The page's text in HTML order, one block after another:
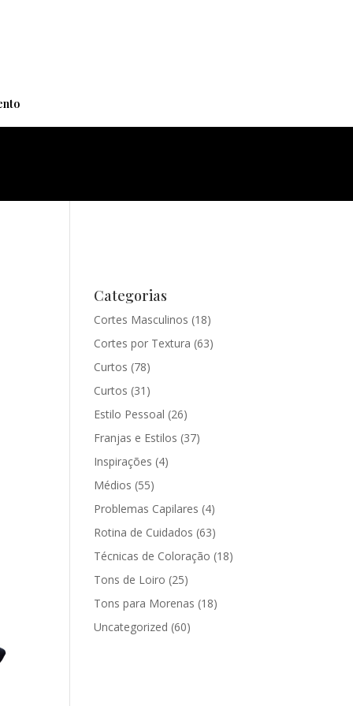
Categorias
Cortes Masculinos (18)
Cortes por Textura (63)
Curtos (78)
Curtos (31)
Estilo Pessoal (26)
Franjas e Estilos (37)
Inspirações (4)
Médios (55)
Problemas Capilares (4)
Rotina de Cuidados (63)
Técnicas de Coloração (18)
Tons de Loiro (25)
Tons para Morenas (18)
Uncategorized (60)